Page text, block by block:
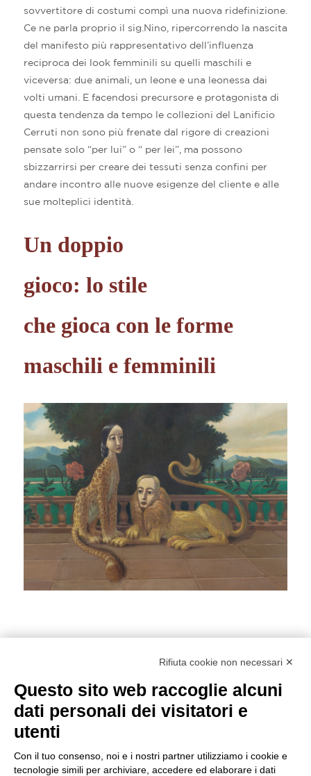
sovvertitore di costumi compì una nuova ridefinizione.
Ce ne parla proprio il sig.Nino, ripercorrendo la nascita
del manifesto più rappresentativo dell’influenza
reciproca dei look femminili su quelli maschili e
viceversa: due animali, un leone e una leonessa dai
volti umani. E facendosi precursore e protagonista di
questa tendenza da tempo le collezioni del Lanificio
Cerruti non sono più frenate dal rigore di creazioni
pensate solo “per lui” o “ per lei”, ma possono
sbizzarrirsi per creare dei tessuti senza confini per
andare incontro alle nuove esigenze del cliente e alle
sue molteplici identità.
Un doppio
gioco: lo stile
che gioca con le forme
maschili e femminili
Rifiuta cookie non necessari ✕
Questo sito web raccoglie alcuni
dati personali dei visitatori e
utenti
Con il tuo consenso, noi e i nostri partner utilizziamo i cookie e
tecnologie simili per archiviare, accedere ed elaborare i dati